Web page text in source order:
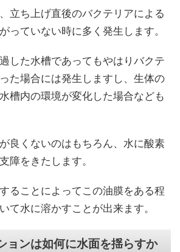
立ち上げ直後のバクテリアによる
っていない時に多く発生します。
した水槽であってもやはりバクテ
た場合には発生しますし、生体の
槽内の環境が変化した場合なども
良くないのはもちろん、水に酸素
障をきたします。
ることによってこの油膜をある程
て水に溶かすことが出来ます。
ョンは如何に水面を揺らすか